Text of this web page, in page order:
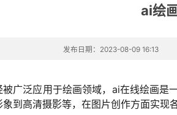
ai绘
发布日期：2023-08-09 16:13
广泛应用于绘画领域，ai在线绘画
到高清摄影等，在图片创作方面实